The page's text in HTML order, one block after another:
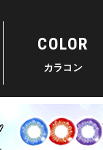
COLOR
カラコン